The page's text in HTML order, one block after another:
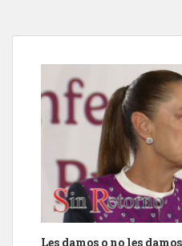
Les damos o no les damos